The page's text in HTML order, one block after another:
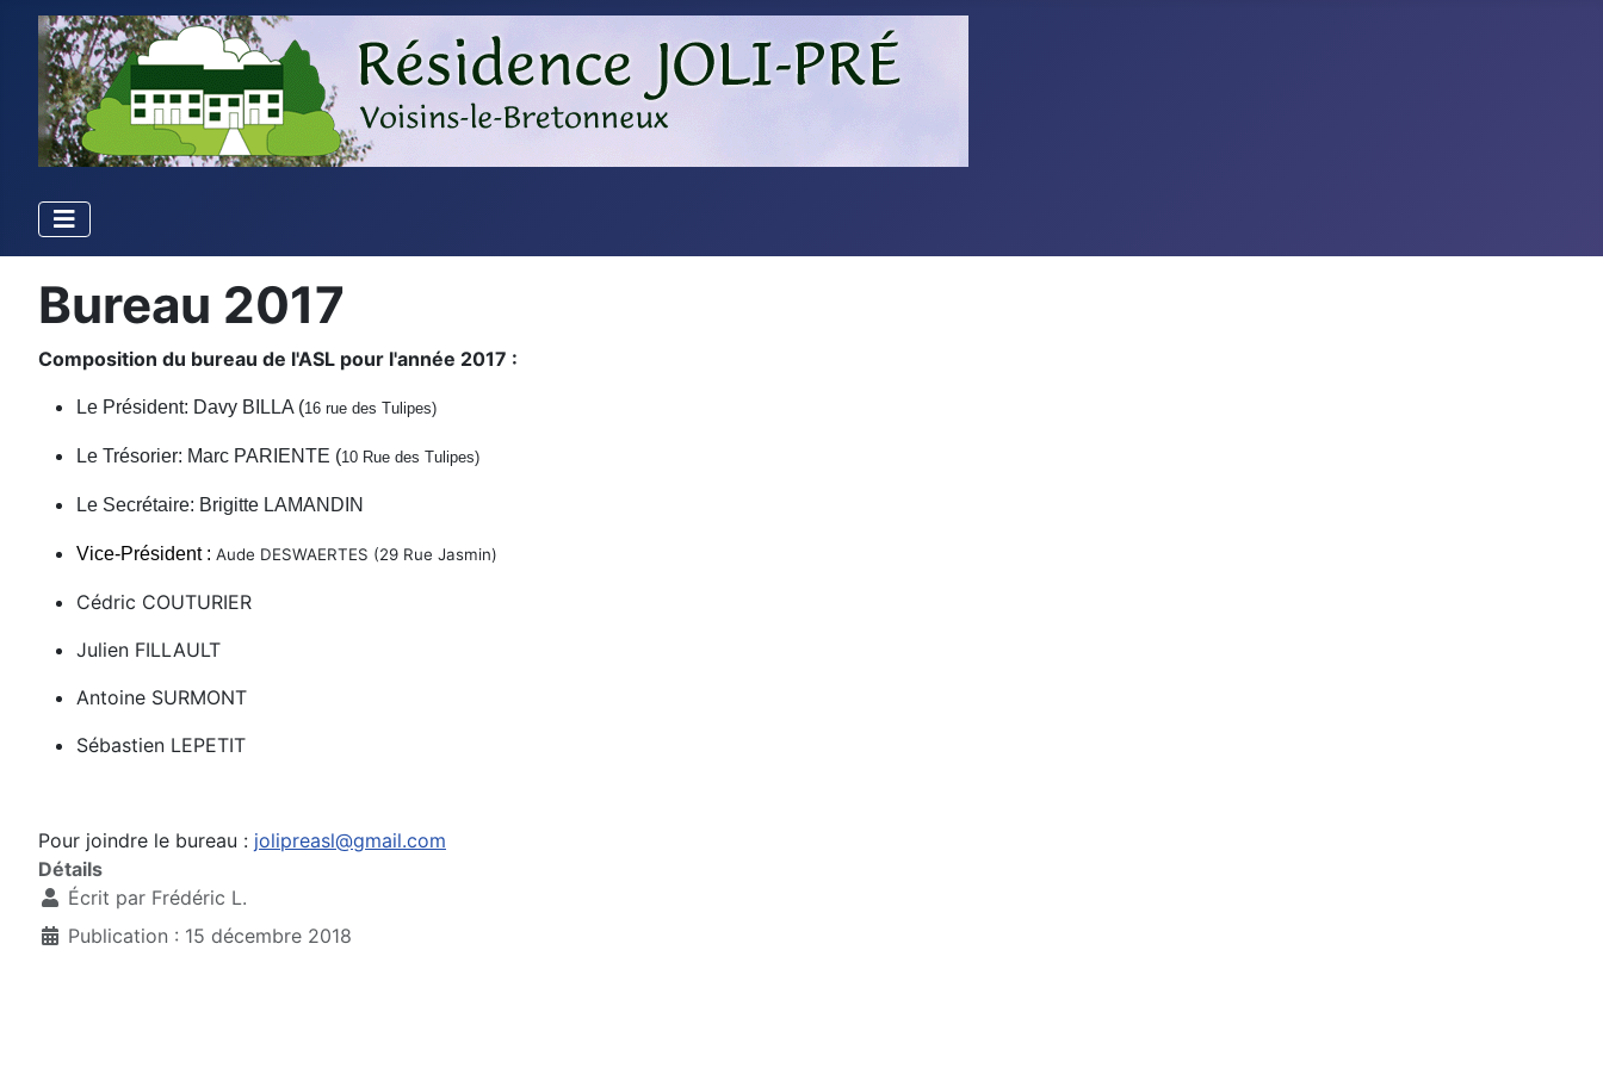
Bureau 2017
Composition du bureau de l'ASL pour l'année 2017 :
Le Président: Davy BILLA (16 rue des Tulipes)
Le Trésorier: Marc PARIENTE (10 Rue des Tulipes)
Le Secrétaire: Brigitte LAMANDIN
Vice-Président : Aude DESWAERTES (29 Rue Jasmin)
Cédric COUTURIER
Julien FILLAULT
Antoine SURMONT
Sébastien LEPETIT
Pour joindre le bureau : jolipreasl@gmail.com
Détails
Écrit par Frédéric L.
Publication : 15 décembre 2018